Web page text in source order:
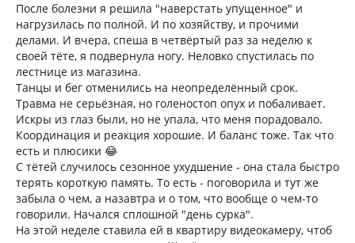
После болезни я решила "наверстать упущенное" и
нагрузилась по полной. И по хозяйству, и прочими
делами. И вчера, спеша в четвёртый раз за неделю к
своей тёте, я подвернула ногу. Неловко спустилась по
лестнице из магазина.
Танцы и бег отменились на неопределённый срок.
Травма не серьёзная, но голеностоп опух и побаливает.
Искры из глаз были, но не упала, что меня порадовало.
Координация и реакция хорошие. И баланс тоже. Так что
есть и плюсики 😂
С тётей случилось сезонное ухудшение - она стала быстро
терять короткую память. То есть - поговорила и тут же
забыла о чем, а назавтра и о том, что вообще о чем-то
говорили. Начался сплошной "день сурка".
На этой неделе ставила ей в квартиру видеокамеру, чтоб